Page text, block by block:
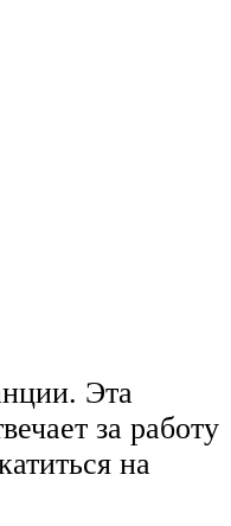
Эта
за работу
на